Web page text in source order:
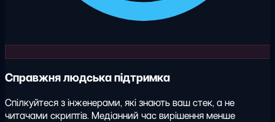
Справжня людська підтримка
Спілкуйтеся з інженерами, які знають ваш стек, а не
читачами скриптів. Медіанний час вирішення менше